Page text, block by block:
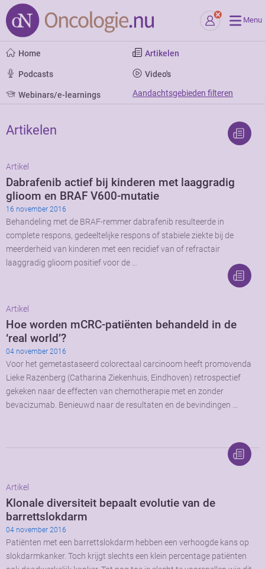
Menu
Home Artikelen
Podcasts Video's
Webinars/e-learnings Aandachtsgebieden filteren
Artikelen
Artikel
Dabrafenib actief bij kinderen met laaggradig
glioom en BRAF V600-mutatie
16 november 2016
Behandeling met de BRAF-remmer dabrafenib resulteerde in
complete respons, gedeeltelijke respons of stabiele ziekte bij de
meerderheid van kinderen met een recidief van of refractair
laaggradig glioom positief voor de …
Artikel
Hoe worden mCRC-patiënten behandeld in de
‘real world’?
04 november 2016
Voor het gemetastaseerd colorectaal carcinoom heeft promovenda
Lieke Razenberg (Catharina Ziekenhuis, Eindhoven) retrospectief
gekeken naar de effecten van chemotherapie met en zonder
bevacizumab. Benieuwd naar de resultaten en de bevindingen …
Artikel
Klonale diversiteit bepaalt evolutie van de
barrettslokdarm
04 november 2016
Patiënten met een barrettslokdarm hebben een verhoogde kans op
slokdarmkanker. Toch krijgt slechts een klein percentage patiënten